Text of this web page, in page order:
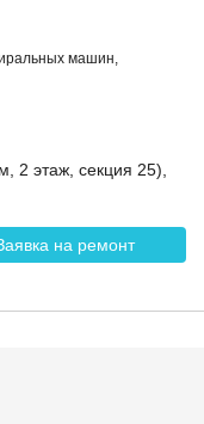
машин,
2 этаж, секция 25)
на ремонт